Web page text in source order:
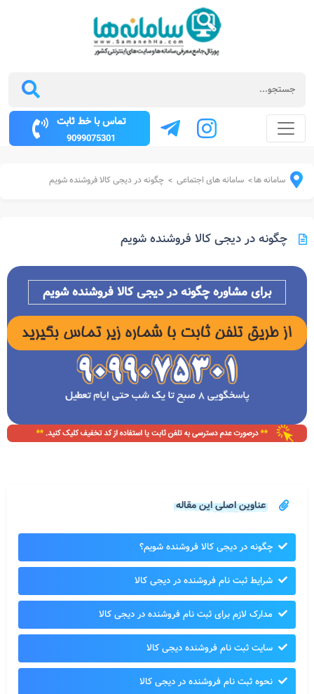
تماس با خط ثابت
9099075301
سامانه ها> سامانه های اجتماعی > چگونه در دیجی کالا فروشنده شویم
چگونه در دیجی کالا فروشنده شویم
برای مشاوره چگونه در دیجی کالا فروشنده شویم
عناوین اصلی این مقاله
چگونه در دیجی کالا فروشنده شویم؟
شرایط ثبت نام فروشنده در دیجی کالا
مدارک لازم برای ثبت نام فروشنده در دیجی کالا
سایت ثبت نام فروشنده دیجی کالا
نحوه ثبت نام فروشنده در دیجی کالا